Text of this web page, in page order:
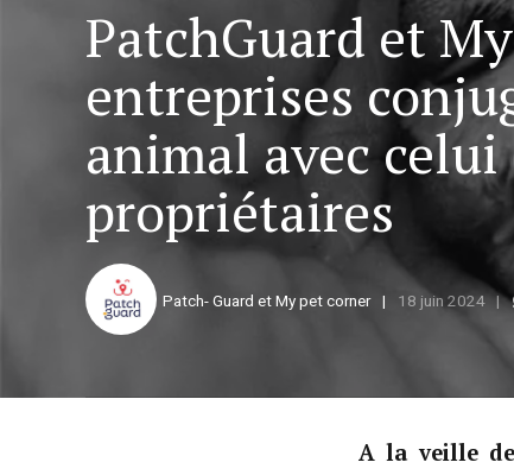
PatchGuard et
entreprises
animal avec celui
propriétaires
Patch- Guard et My pet corner 18 juin 2024
A la veille